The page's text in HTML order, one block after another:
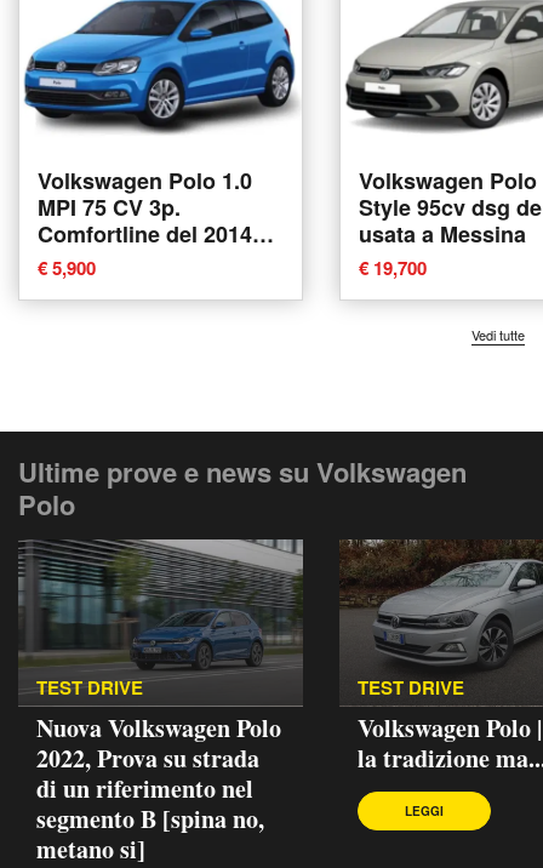
Volkswagen Polo 1.0
MPI 75 CV 3p.
Comfortline del 2014
usata a Messina
€ 5,900
Volkswagen
Style 95cv dsg
usata a Messina
€ 19,700
Vedi tutte
Ultime prove e news su Volkswagen
Polo
TEST DRIVE
Nuova Volkswagen Polo
2022, Prova su strada
di un riferimento nel
segmento B [spina no,
metano si]
TEST DRIVE
Volkswagen Polo
la tradizione
LEGGI